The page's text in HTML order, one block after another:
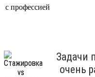
с профессией
Задачи
очень